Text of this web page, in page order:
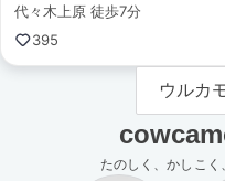
代々木上原 徒歩7分
395
ウルカ
たのしく、かしこ